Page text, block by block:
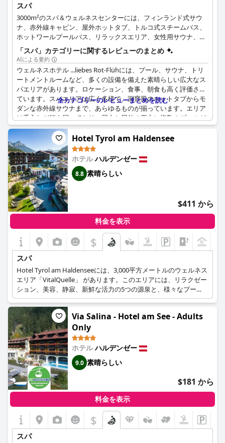
スパ
3000m²のスパ＆ウェルネスセンターには、フィンランド式サウ
ナ、赤外線キャビン、屋外ホットタブ、トルコ式スチームバス、
ホットワールプールバス、リラックスエリア、女性用サウナ、ウ
ォーターベッドを備えた部屋などが用意されています。
「スパ」カテゴリーに関するレビューのまとめ
AIによる要約
ウェルネスホテル ...liebes Rot-Flühには、プール、サウナ、トリ
ートメントルームなど、多くの設備を備えた素晴らしい広大なス
パエリアがあります。ロケーション、食事、朝食も高く評価され
ています。スパエリアは広く多様で、洞窟風のホットタブからモ
ダンな赤外線サウナまで、あらゆるものが揃っています。エリア
は手入れが行き届いており、屋内と屋外の両方に複数のプールが
あります。スパでは、無料の紅茶や様々なウェルネスとフィット
ネスクラスも提供しています。マッサージやその他のトリートメ
ントも追加料金で利用できます。ゲストは、平和で瞑想的な雰囲
気、そしてプロフェッショナルで丁寧なスタッフを強調していま
す。全体として、ホテルのウェルネスとスパ施設は非常にお勧め
であり、何も不足はありません。
全カテゴリーのレビューまとめを読む
Hotel Tyrol am Haldensee
ホテルハルデンゼー
8.8 素晴らしい
$411 から
料金を表示
$
スパ
Hotel Tyrol am Haldenseeには、3,000平方メートルのウェルネス
エリア「VitalQuelle」 があります。このエリアには、リラクゼー
ション、美容、静寂、新鮮な活力の5つの源泉と、様々なプー
ル、サウナエリア、レストルームがある水の世界があります。ス
パ＆コスメティックエリアには、コスメティックルーム3室、マ
ッサージルーム6室、ソラリウムがあります。マッサージ、アー
ユルヴェーダ、トリートメントをご堪能いただけます。
Via Salina - Hotel am See - Adults
Only
ホテルハルデンゼー
9.0 素晴らしい
$181 から
料金を表示
$
スパ